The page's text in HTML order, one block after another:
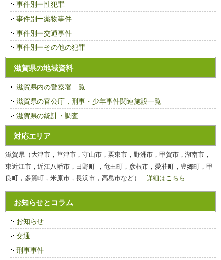
事件別ー性犯罪
事件別ー薬物事件
事件別ー交通事件
事件別ーその他の犯罪
滋賀県の地域資料
滋賀県内の警察署一覧
滋賀県の官公庁，刑事・少年事件関連施設一覧
滋賀県の統計・調査
対応エリア
滋賀県（大津市，草津市，守山市，栗東市，野洲市，甲賀市，湖南市，
東近江市，近江八幡市，日野町 ，竜王町，彦根市，愛荘町，豊郷町，甲
良町，多賀町，米原市，長浜市，高島市など）詳細はこちら
お知らせとコラム
お知らせ
交通
刑事事件